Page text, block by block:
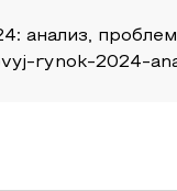
анализ,
rynok-2024-